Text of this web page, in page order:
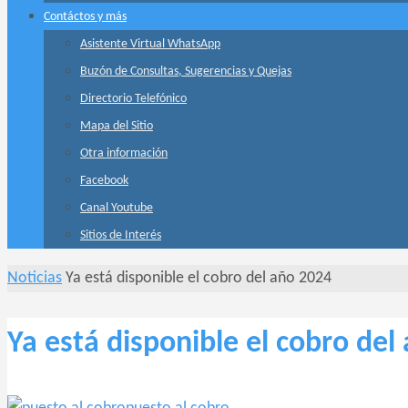
Contáctos y más
Asistente Virtual WhatsApp
Buzón de Consultas, Sugerencias y Quejas
Directorio Telefónico
Mapa del Sitio
Otra información
Facebook
Canal Youtube
Sitios de Interés
Inicio
Noticias Ya está disponible el cobro del año 2024
Ya está disponible el cobro del